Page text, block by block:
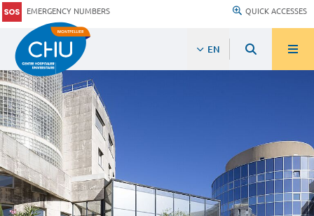
EMERGENCY NUMBERS QUICK ACCESSES
EN